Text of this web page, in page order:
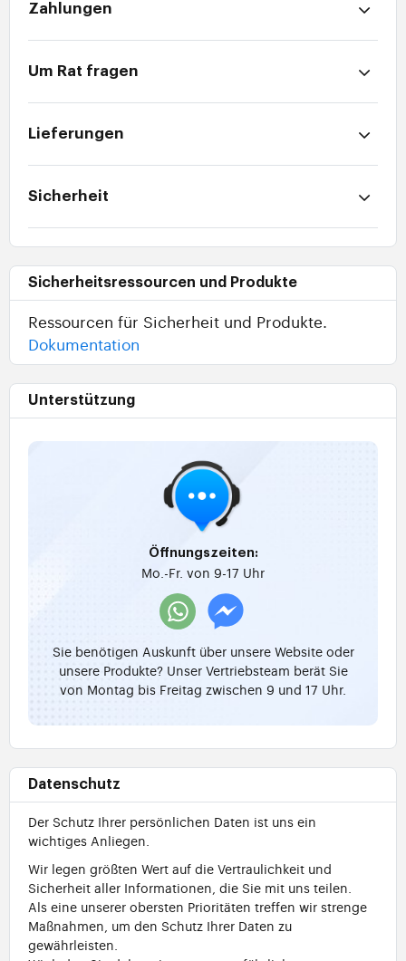
Zahlungen
Um Rat fragen
Lieferungen
Sicherheit
Sicherheitsressourcen und Produkte
Ressourcen für Sicherheit und Produkte.
Dokumentation
Unterstützung
Öffnungszeiten:
Mo.-Fr. von 9-17 Uhr
Sie benötigen Auskunft über unsere Website oder
unsere Produkte? Unser Vertriebsteam berät Sie
von Montag bis Freitag zwischen 9 und 17 Uhr.
Datenschutz
Der Schutz Ihrer persönlichen Daten ist uns ein
wichtiges Anliegen.
Wir legen größten Wert auf die Vertraulichkeit und
Sicherheit aller Informationen, die Sie mit uns teilen.
Als eine unserer obersten Prioritäten treffen wir strenge
Maßnahmen, um den Schutz Ihrer Daten zu
gewährleisten.